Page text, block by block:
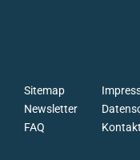
FAQ
Newsletter
Sitemap
Kontakt